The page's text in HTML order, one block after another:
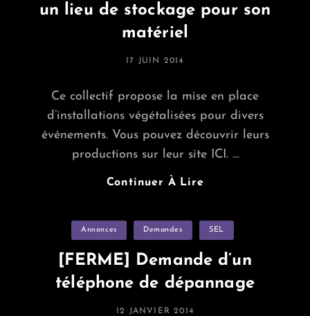
un lieu de stockage pour son
matériel
POSTED
17 JUIN 2014
Ce collectif propose la mise en place
d’installations végétalisées pour divers
événements. Vous pouvez découvrir leurs
productions sur leur site ICI. …
Continuer À LireLe
Recherche
Lieu
De
Categories
Annonces Demandes SEL
[FERME] Demande d’un
téléphone de dépannage
POSTED
12 JANVIER 2014